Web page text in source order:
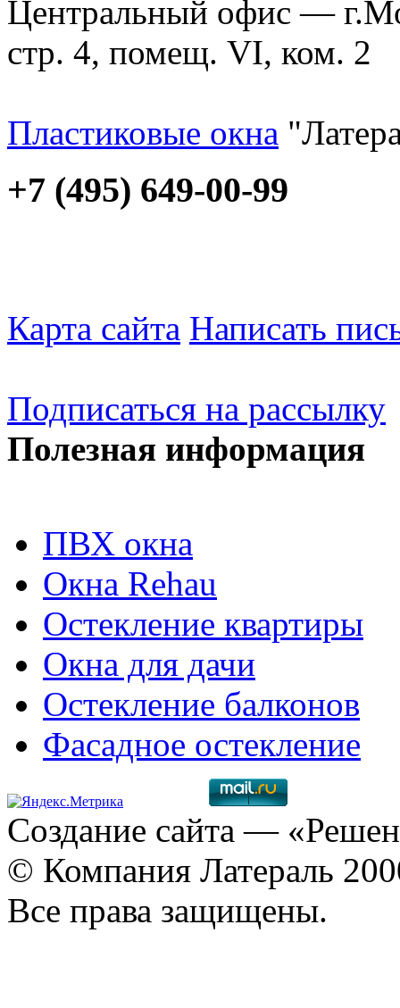
Центральный офис —
стр. 4, помещ. VI, ком. 2
Пластиковые окна
+7 (495) 649-00-99
Карта сайта Написать
Подписаться на рассылку
Полезная информация
ПВХ окна
Окна Rehau
Остекление квартиры
Окна для дачи
Остекление балконов
Фасадное остекление
Создание сайта —
© Компания Латераль
Все права защищены.